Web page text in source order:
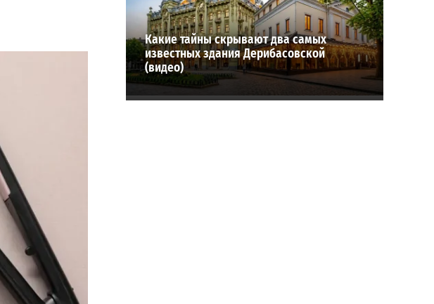
Какие тайны скрывают два самых
известных здания Дерибасовской
(видео)